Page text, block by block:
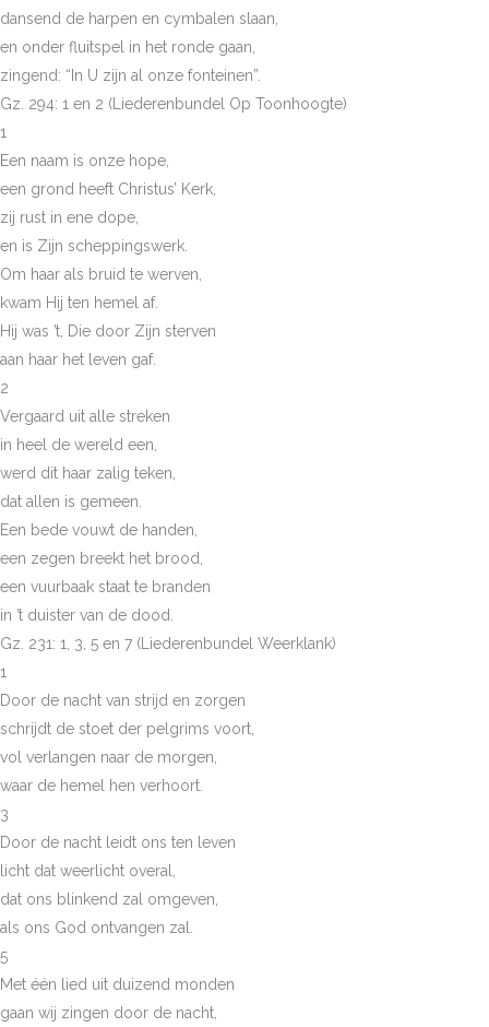
dansend de harpen en cymbalen slaan,
en onder fluitspel in het ronde gaan,
zingend: “In U zijn al onze fonteinen”.
Gz. 294: 1 en 2 (Liederenbundel Op Toonhoogte)
1
Een naam is onze hope,
een grond heeft Christus’ Kerk,
zij rust in ene dope,
en is Zijn scheppingswerk.
Om haar als bruid te werven,
kwam Hij ten hemel af.
Hij was ’t, Die door Zijn sterven
aan haar het leven gaf.
2
Vergaard uit alle streken
in heel de wereld een,
werd dit haar zalig teken,
dat allen is gemeen.
Een bede vouwt de handen,
een zegen breekt het brood,
een vuurbaak staat te branden
in ’t duister van de dood.
Gz. 231: 1, 3, 5 en 7 (Liederenbundel Weerklank)
1
Door de nacht van strijd en zorgen
schrijdt de stoet der pelgrims voort,
vol verlangen naar de morgen,
waar de hemel hen verhoort.
3
Door de nacht leidt ons ten leven
licht dat weerlicht overal,
dat ons blinkend zal omgeven,
als ons God ontvangen zal.
5
Met één lied uit duizend monden
gaan wij zingen door de nacht,